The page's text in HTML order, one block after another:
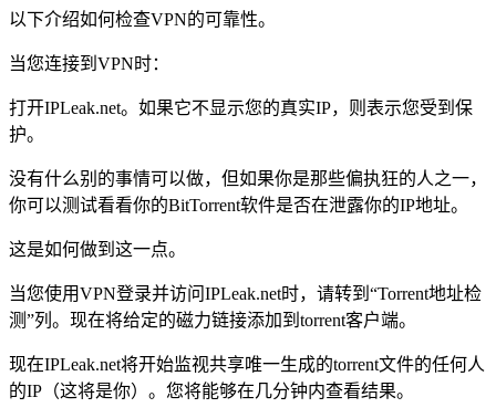
以下介绍如何检查VPN的可靠性。
当您连接到VPN时：
打开IPLeak.net。如果它不显示您的真实IP，则表示您受到保
护。
没有什么别的事情可以做，但如果你是那些偏执狂的人之一，
你可以测试看看你的BitTorrent软件是否在泄露你的IP地址。
这是如何做到这一点。
当您使用VPN登录并访问IPLeak.net时，请转到“Torrent地址检
测”列。现在将给定的磁力链接添加到torrent客户端。
现在IPLeak.net将开始监视共享唯一生成的torrent文件的任何人
的IP（这将是你）。您将能够在几分钟内查看结果。